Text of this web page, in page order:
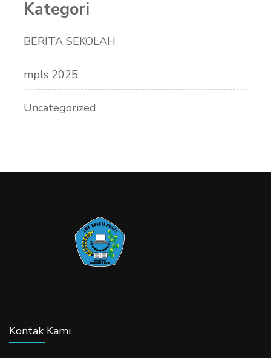
Kategori
BERITA SEKOLAH
mpls 2025
Uncategorized
Kontak Kami